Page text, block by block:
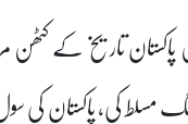
جنگ مسلط کی، پاکستان